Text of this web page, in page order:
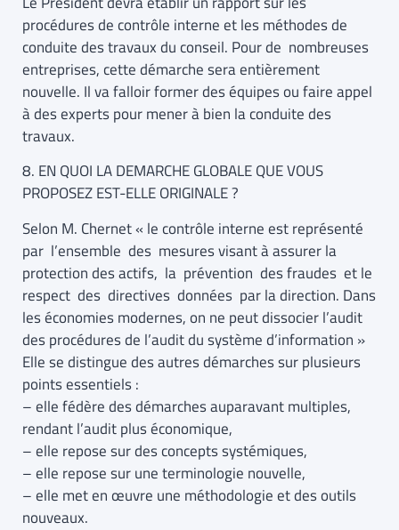
procédures de contrôle interne et les méthodes de
conduite des travaux du conseil. Pour de nombreuses
entreprises, cette démarche sera entièrement
nouvelle. Il va falloir former des équipes ou faire appel
à des experts pour mener à bien la conduite des
travaux.
8. EN QUOI LA DEMARCHE GLOBALE QUE VOUS
PROPOSEZ EST-ELLE ORIGINALE ?
Selon M. Chernet « le contrôle interne est représenté
par l’ensemble des mesures visant à assurer la
protection des actifs, la prévention des fraudes et le
respect des directives données par la direction. Dans
les économies modernes, on ne peut dissocier l’audit
des procédures de l’audit du système d’information »
Elle se distingue des autres démarches sur plusieurs
points essentiels :
– elle fédère des démarches auparavant multiples,
rendant l’audit plus économique,
– elle repose sur des concepts systémiques,
– elle repose sur une terminologie nouvelle,
– elle met en œuvre une méthodologie et des outils
nouveaux.